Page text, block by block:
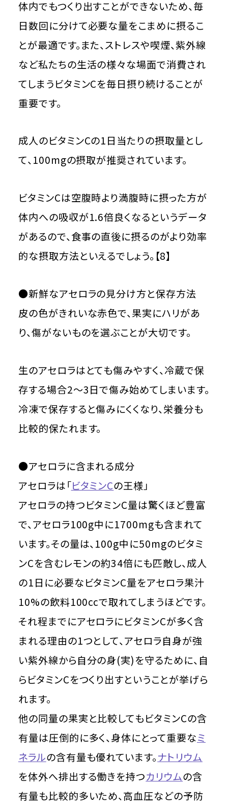
体内でもつくり出すことができないため、毎
日数回に分けて必要な量をこまめに摂るこ
とが最適です。また、ストレスや喫煙、紫外線
など私たちの生活の様々な場面で消費され
てしまうビタミンCを毎日摂り続けることが
重要です。
成人のビタミンCの1日当たりの摂取量とし
て、100mgの摂取が推奨されています。
ビタミンCは空腹時より満腹時に摂った方が
体内への吸収が1.6倍良くなるというデータ
があるので、食事の直後に摂るのがより効率
的な摂取方法といえるでしょう。【8】
●新鮮なアセロラの見分け方と保存方法
皮の色がきれいな赤色で、果実にハリがあ
り、傷がないものを選ぶことが大切です。
生のアセロラはとても傷みやすく、冷蔵で保
存する場合2～3日で傷み始めてしまいます。
冷凍で保存すると傷みにくくなり、栄養分も
比較的保たれます。
●アセロラに含まれる成分
アセロラは「ビタミンCの王様」
アセロラの持つビタミンC量は驚くほど豊富
で、アセロラ100g中に1700mgも含まれて
います。その量は、100g中に50mgのビタミ
ンCを含むレモンの約34倍にも匹敵し、成人
の1日に必要なビタミンC量をアセロラ果汁
10%の飲料100ccで取れてしまうほどです。
それ程までにアセロラにビタミンCが多く含
まれる理由の1つとして、アセロラ自身が強
い紫外線から自分の身(実)を守るために、自
らビタミンCをつくり出すということが挙げら
れます。
他の同量の果実と比較してもビタミンCの含
有量は圧倒的に多く、身体にとって重要なミ
ネラルの含有量も優れています。ナトリウム
を体外へ排出する働きを持つカリウムの含
有量も比較的多いため、高血圧などの予防